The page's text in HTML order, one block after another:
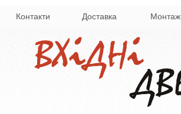
Контакти Доставка Монтаж